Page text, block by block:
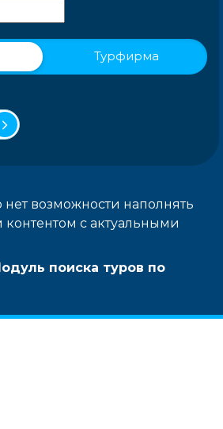
Турфирма
нет возможности наполнять
контентом с актуальными
поиска туров по